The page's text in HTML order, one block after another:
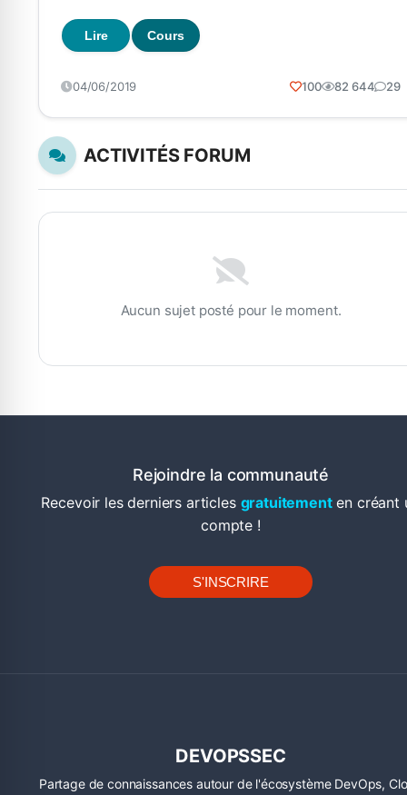
Lire Cours
04/06/2019 100 82 644 29
ACTIVITÉS FORUM
Aucun sujet posté pour le moment.
Rejoindre la communauté
Recevoir les derniers articles gratuitementen créant
compte !
S'INSCRIRE
DEVOPSSEC
Partage de connaissances autour de l'écosystème DevOps,